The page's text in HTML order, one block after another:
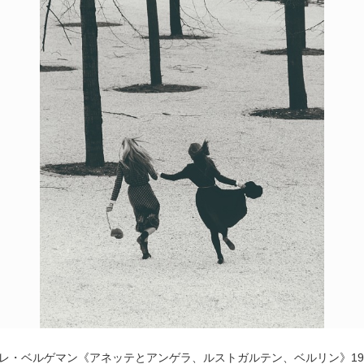
POLICY COMPANY
・ベルゲマン《アネッテとアンゲラ、ルストガルテン、ベルリン》